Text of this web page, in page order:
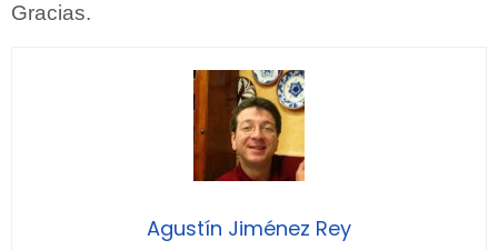
Gracias.
Agustín Jiménez Rey